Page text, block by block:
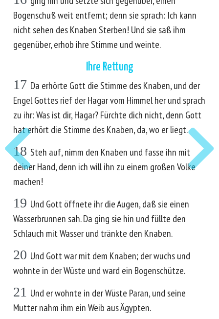
Bogenschuß weit entfernt; denn sie sprach: Ich kann
nicht sehen des Knaben Sterben! Und sie saß ihm
gegenüber, erhob ihre Stimme und weinte.
Ihre Rettung
17 Da erhörte Gott die Stimme des Knaben, und der
Engel Gottes rief der Hagar vom Himmel her und sprach
zu ihr: Was ist dir, Hagar? Fürchte dich nicht, denn Gott
hat erhört die Stimme des Knaben, da, wo er liegt.
18 Steh auf, nimm den Knaben und fasse ihn mit
deiner Hand, denn ich will ihn zu einem großen Volke
machen!
19 Und Gott öffnete ihr die Augen, daß sie einen
Wasserbrunnen sah. Da ging sie hin und füllte den
Schlauch mit Wasser und tränkte den Knaben.
20 Und Gott war mit dem Knaben; der wuchs und
wohnte in der Wüste und ward ein Bogenschütze.
21 Und er wohnte in der Wüste Paran, und seine
Mutter nahm ihm ein Weib aus Ägypten.